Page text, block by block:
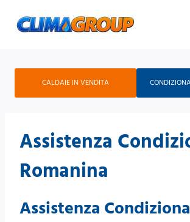
CALDAIE IN VENDITA
Assistenza
Romanina
Assistenza